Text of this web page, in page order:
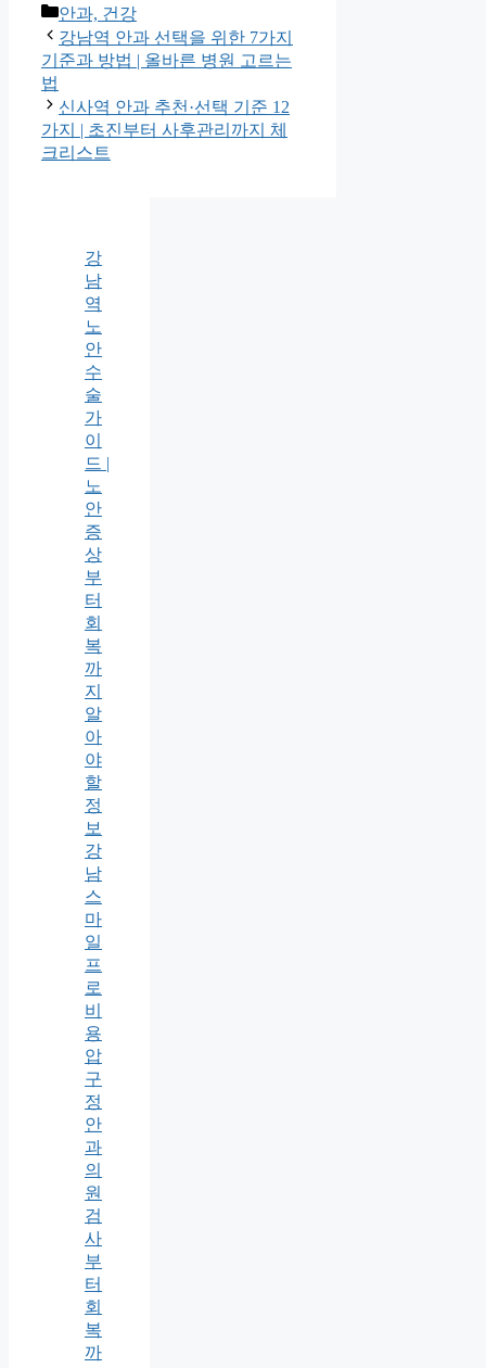
카
테
고
안과, 건강
강남역 안과 선택을 위한 7가지
기준과 방법 | 올바른 병원 고르는
법
신사역 안과 추천·선택 기준 12
가지 | 초진부터 사후관리까지 체
크리스트
강
남
역
노
안
수
술
가
이
드 |
노
안
증
상
부
터
회
복
까
지
알
아
야
할
정
보
강
남
스
마
일
프
로
비
용
압
구
정
안
과
의
원
검
사
부
터
회
복
까